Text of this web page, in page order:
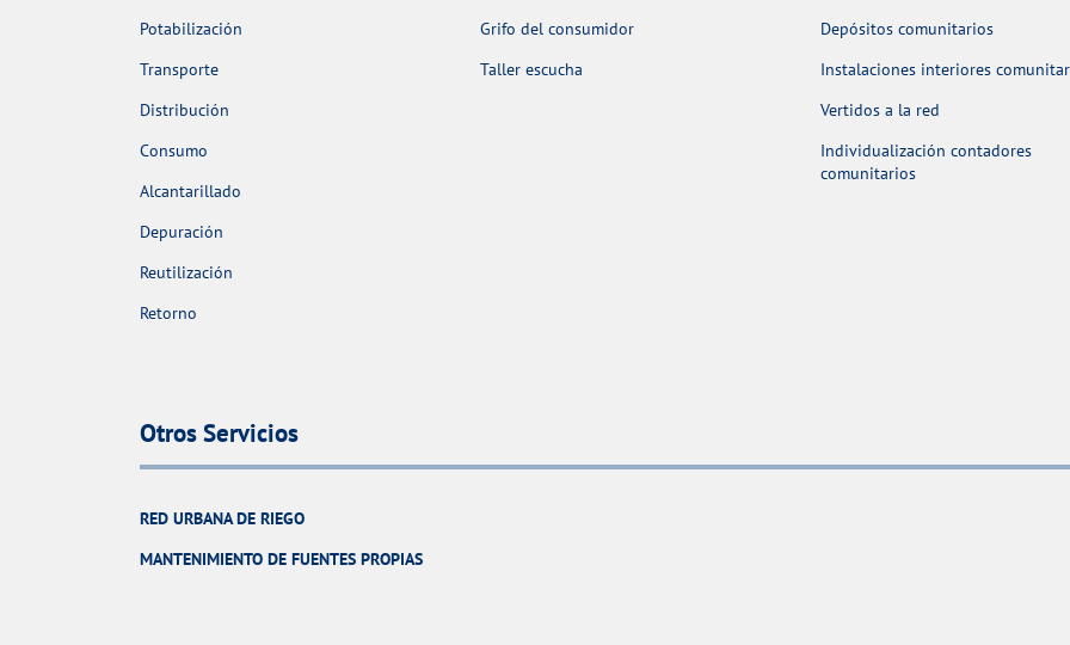
Potabilización
Transporte
Distribución
Consumo
Alcantarillado
Depuración
Reutilización
Retorno
Grifo del consumidor
Taller escucha
Depósitos comunitarios
Instalaciones interiores
Vertidos a la red
Individualización contadores
comunitarios
Otros Servicios
RED URBANA DE RIEGO
MANTENIMIENTO DE FUENTES PROPIAS